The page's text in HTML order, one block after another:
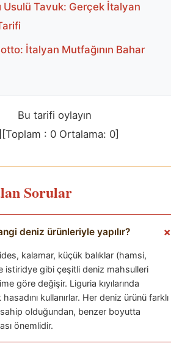
Usulü Tavuk: Gerçek İtalyan
İtalyan Mutfağının Bahar
Bu tarifi oylayın
[Toplam : 0 Ortalama: 0]
Sorular
deniz ürünleriyle yapılır?
kalamar, küçük balıklar (hamsi,
istiridye gibi çeşitli deniz mahsulleri
göre değişir. Liguria kıyılarında
hasadını kullanırlar. Her deniz ürünü farklı
sahip olduğundan, benzer boyutta
önemlidir.